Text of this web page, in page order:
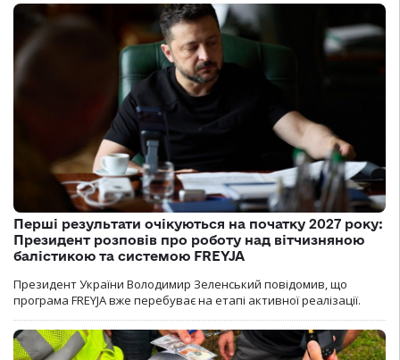
Перші результати очікуються на початку 2027 року:
Президент розповів про роботу над вітчизняною
балістикою та системою FREYJA
Президент України Володимир Зеленський повідомив, що
програма FREYJA вже перебуває на етапі активної реалізації.